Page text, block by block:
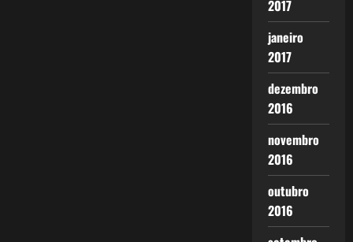
2017
janeiro
2017
dezembro
2016
novembro
2016
outubro
2016